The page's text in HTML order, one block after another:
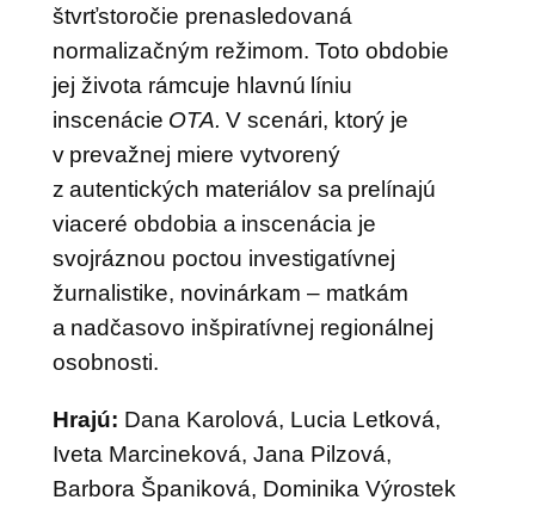
štvrťstoročie prenasledovaná
normalizačným režimom. Toto obdobie
jej života rámcuje hlavnú líniu
inscenácie OTA. V scenári, ktorý je
v prevažnej miere vytvorený
z autentických materiálov sa prelínajú
viaceré obdobia a inscenácia je
svojráznou poctou investigatívnej
žurnalistike, novinárkam – matkám
a nadčasovo inšpiratívnej regionálnej
osobnosti.
Hrajú: Dana Karolová, Lucia Letková,
Iveta Marcineková, Jana Pilzová,
Barbora Španiková, Dominika Výrostek